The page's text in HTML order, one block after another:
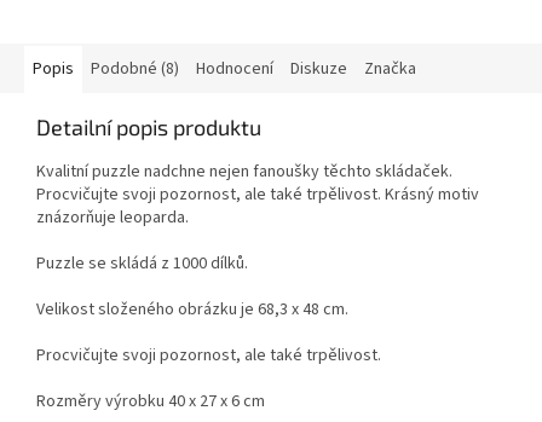
Popis Podobné (8) Hodnocení Diskuze Značka
Detailní popis produktu
Kvalitní puzzle nadchne nejen fanoušky těchto skládaček.
Procvičujte svoji pozornost, ale také trpělivost. Krásný motiv
znázorňuje leoparda.
Puzzle se skládá z 1000 dílků.
Velikost složeného obrázku je 68,3 x 48 cm.
Procvičujte svoji pozornost, ale také trpělivost.
Rozměry výrobku 40 x 27 x 6 cm